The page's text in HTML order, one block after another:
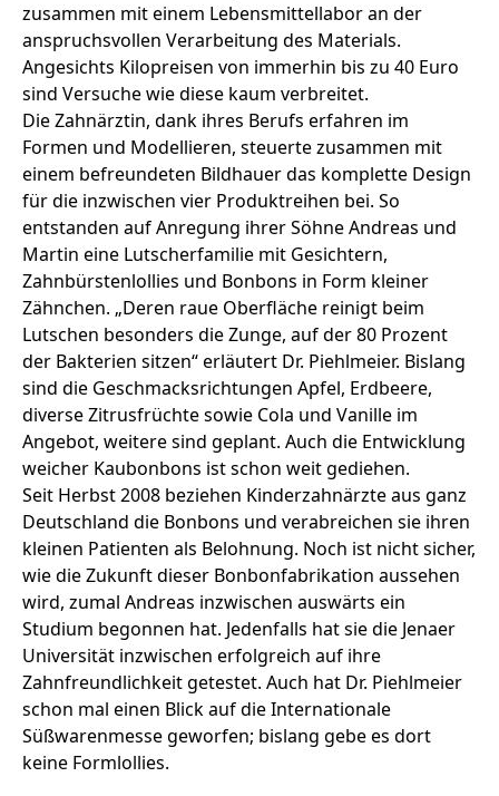
zusammen mit einem Lebensmittellabor an der
anspruchsvollen Verarbeitung des Materials.
Angesichts Kilopreisen von immerhin bis zu 40 Euro
sind Versuche wie diese kaum verbreitet.
Die Zahnärztin, dank ihres Berufs erfahren im
Formen und Modellieren, steuerte zusammen mit
einem befreundeten Bildhauer das komplette Design
für die inzwischen vier Produktreihen bei. So
entstanden auf Anregung ihrer Söhne Andreas und
Martin eine Lutscherfamilie mit Gesichtern,
Zahnbürstenlollies und Bonbons in Form kleiner
Zähnchen. „Deren raue Oberfläche reinigt beim
Lutschen besonders die Zunge, auf der 80 Prozent
der Bakterien sitzen“ erläutert Dr. Piehlmeier. Bislang
sind die Geschmacksrichtungen Apfel, Erdbeere,
diverse Zitrusfrüchte sowie Cola und Vanille im
Angebot, weitere sind geplant. Auch die Entwicklung
weicher Kaubonbons ist schon weit gediehen.
Seit Herbst 2008 beziehen Kinderzahnärzte aus ganz
Deutschland die Bonbons und verabreichen sie ihren
kleinen Patienten als Belohnung. Noch ist nicht sicher,
wie die Zukunft dieser Bonbonfabrikation aussehen
wird, zumal Andreas inzwischen auswärts ein
Studium begonnen hat. Jedenfalls hat sie die Jenaer
Universität inzwischen erfolgreich auf ihre
Zahnfreundlichkeit getestet. Auch hat Dr. Piehlmeier
schon mal einen Blick auf die Internationale
Süßwarenmesse geworfen; bislang gebe es dort
keine Formlollies.